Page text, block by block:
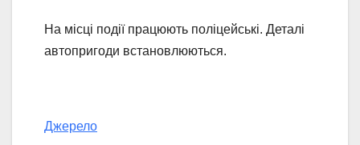
На місці події працюють поліцейські. Деталі
автопригоди встановлюються.
Джерело